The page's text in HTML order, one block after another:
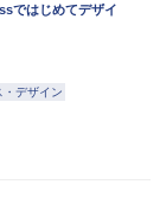
ではじめてデザイ
・デザイン